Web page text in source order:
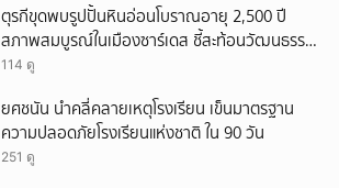
ตุรกีขุดพบรูปปั้นหินอ่อนโบราณอายุ 2,500 ปี
สภาพสมบูรณ์ในเมืองซาร์เดส ชี้สะท้อนวัฒนธรรม
ลิเดีย
114 ดู
ยศชนัน นำคลี่คลายเหตุโรงเรียน เข็นมาตรฐาน
ความปลอดภัยโรงเรียนแห่งชาติ ใน 90 วัน
251 ดู